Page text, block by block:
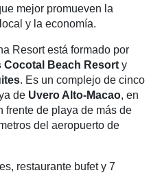
mejor promueven la
y la economía.
Resort está formado por
Cocotal Beach Resort y
. Es un complejo de cinco
de Uvero Alto-Macao, en
frente de playa de más de
del aeropuerto de
restaurante bufet y 7